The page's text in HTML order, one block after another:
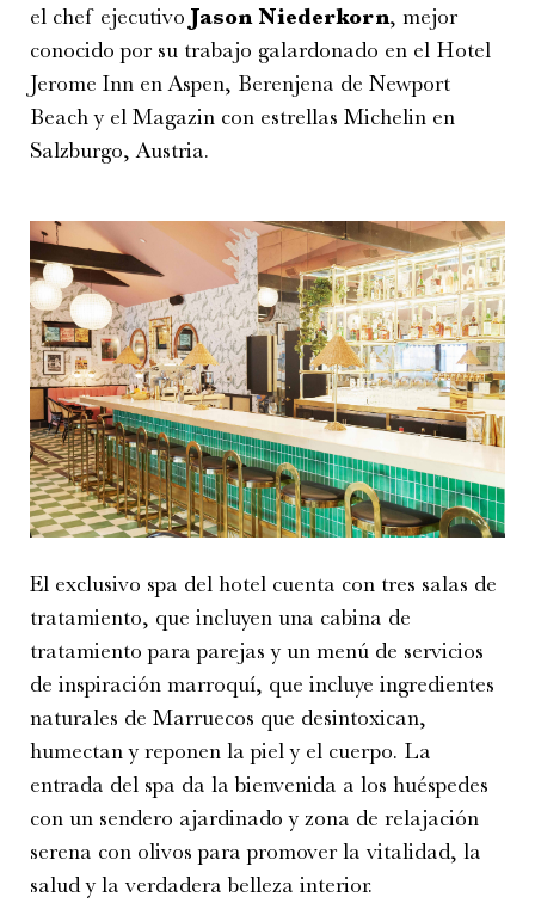
el chef ejecutivo Jason Niederkorn, mejor
conocido por su trabajo galardonado en el Hotel
Jerome Inn en Aspen, Berenjena de Newport
Beach y el Magazin con estrellas Michelin en
Salzburgo, Austria.
El exclusivo spa del hotel cuenta con tres salas de
tratamiento, que incluyen una cabina de
tratamiento para parejas y un menú de servicios
de inspiración marroquí, que incluye ingredientes
naturales de Marruecos que desintoxican,
humectan y reponen la piel y el cuerpo. La
entrada del spa da la bienvenida a los huéspedes
con un sendero ajardinado y zona de relajación
serena con olivos para promover la vitalidad, la
salud y la verdadera belleza interior.